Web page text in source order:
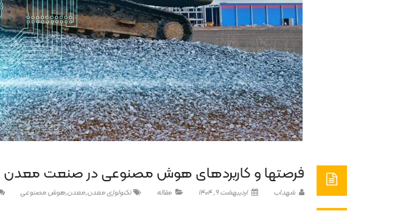
فرصت­ها و کاربردهای هوش مصنوعی در صنعت معدن
شهداب اردیبهشت 9, 1404 مقاله تکنولوژی معدن,معدن,هوش مصنوعی